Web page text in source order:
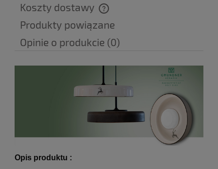
Koszty dostawy
Cena nie zawiera ewentualnych kosztów płatności
Produkty powiązane
Opinie o produkcie (0)
Opis produktu :